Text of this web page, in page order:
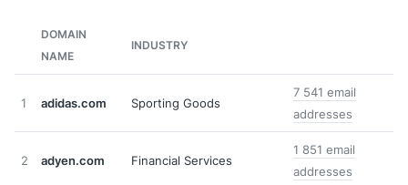
DOMAIN
NAME
INDUSTRY
1 adidas.com Sporting Goods
7 541 email
addresses
2 adyen.com Financial Services
1 851 email
addresses